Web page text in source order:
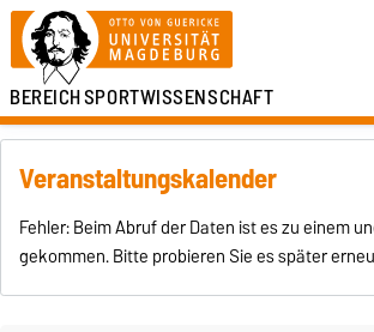
BEREICHSPORTWISSENSCHAFT
Veranstaltungskalender
Fehler: Beim Abruf der Daten ist es zu einem
gekommen. Bitte probieren Sie es später